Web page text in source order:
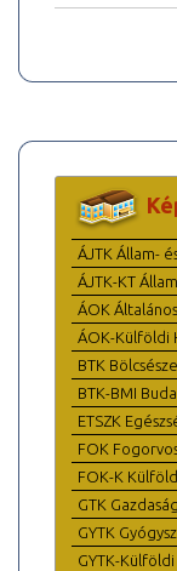
ÁJTK Állam-
ÁJTK-KT
ÁOK
ÁOK-Külföldi
BTK
BTK-BMI
ETSZK
FOK
FOK-K
GTK
GYTK
GYTK-